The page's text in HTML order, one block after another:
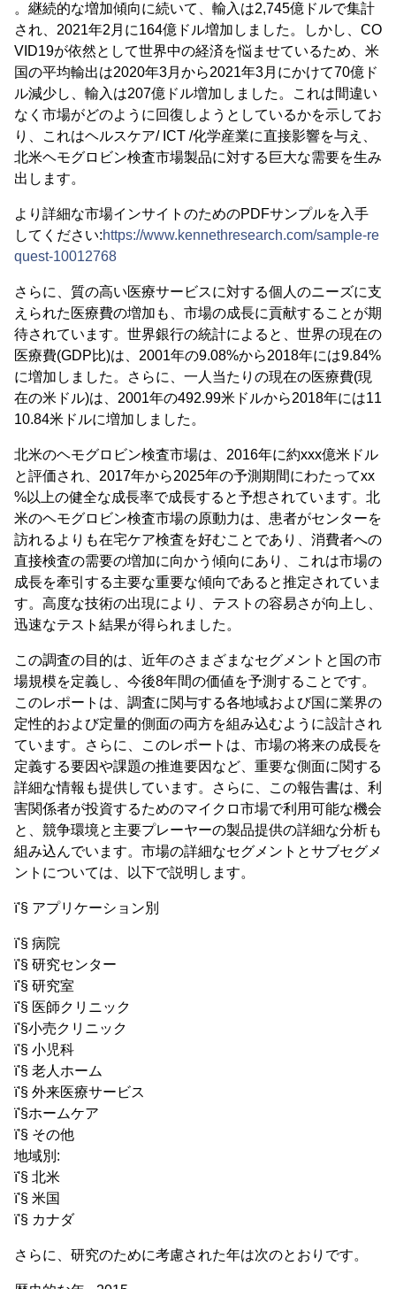
。継続的な増加傾向に続いて、輸入は2,745億ドルで集計
され、2021年2月に164億ドル増加しました。しかし、CO
VID19が依然として世界中の経済を悩ませているため、米
国の平均輸出は2020年3月から2021年3月にかけて70億ド
ル減少し、輸入は207億ドル増加しました。これは間違い
なく市場がどのように回復しようとしているかを示してお
り、これはヘルスケア/ ICT /化学産業に直接影響を与え、
北米ヘモグロビン検査市場製品に対する巨大な需要を生み
出します。
より詳細な市場インサイトのためのPDFサンプルを入手
してください:https://www.kennethresearch.com/sample-re
quest-10012768
さらに、質の高い医療サービスに対する個人のニーズに支
えられた医療費の増加も、市場の成長に貢献することが期
待されています。世界銀行の統計によると、世界の現在の
医療費(GDP比)は、2001年の9.08%から2018年には9.84%
に増加しました。さらに、一人当たりの現在の医療費(現
在の米ドル)は、2001年の492.99米ドルから2018年には11
10.84米ドルに増加しました。
北米のヘモグロビン検査市場は、2016年に約xxx億米ドル
と評価され、2017年から2025年の予測期間にわたってxx
%以上の健全な成長率で成長すると予想されています。北
米のヘモグロビン検査市場の原動力は、患者がセンターを
訪れるよりも在宅ケア検査を好むことであり、消費者への
直接検査の需要の増加に向かう傾向にあり、これは市場の
成長を牽引する主要な重要な傾向であると推定されていま
す。高度な技術の出現により、テストの容易さが向上し、
迅速なテスト結果が得られました。
この調査の目的は、近年のさまざまなセグメントと国の市
場規模を定義し、今後8年間の価値を予測することです。
このレポートは、調査に関与する各地域および国に業界の
定性的および定量的側面の両方を組み込むように設計され
ています。さらに、このレポートは、市場の将来の成長を
定義する要因や課題の推進要因など、重要な側面に関する
詳細な情報も提供しています。さらに、この報告書は、利
害関係者が投資するためのマイクロ市場で利用可能な機会
と、競争環境と主要プレーヤーの製品提供の詳細な分析も
組み込んでいます。市場の詳細なセグメントとサブセグメ
ントについては、以下で説明します。
ï'§ アプリケーション別
ï'§ 病院
ï'§ 研究センター
ï'§ 研究室
ï'§ 医師クリニック
ï'§小売クリニック
ï'§ 小児科
ï'§ 老人ホーム
ï'§ 外来医療サービス
ï'§ホームケア
ï'§ その他
地域別:
ï'§ 北米
ï'§ 米国
ï'§ カナダ
さらに、研究のために考慮された年は次のとおりです。